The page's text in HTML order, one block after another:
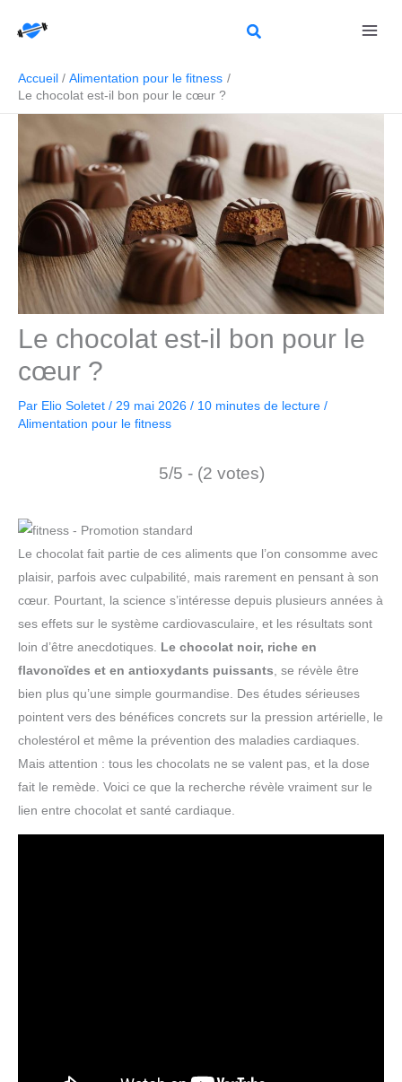
Accueil
Alimentation pour le fitness
Le chocolat est-il bon pour le cœur ?
Le chocolat est-il bon pour le
cœur ?
Par Elio Soletet / 29 mai 2026 / 10 minutes de lecture /
Alimentation pour le fitness
5/5 - (2 votes)
Le chocolat fait partie de ces aliments que l’on consomme avec
plaisir, parfois avec culpabilité, mais rarement en pensant à son
cœur. Pourtant, la science s’intéresse depuis plusieurs années à
ses effets sur le système cardiovasculaire, et les résultats sont
loin d’être anecdotiques. Le chocolat noir, riche en
flavonoïdes et en antioxydants puissants , se révèle être
bien plus qu’une simple gourmandise. Des études sérieuses
pointent vers des bénéfices concrets sur la pression artérielle, le
cholestérol et même la prévention des maladies cardiaques.
Mais attention : tous les chocolats ne se valent pas, et la dose
fait le remède. Voici ce que la recherche révèle vraiment sur le
lien entre chocolat et santé cardiaque.